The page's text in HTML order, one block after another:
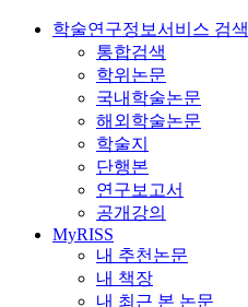
학술연구정보서비스 검색
통합검색
학위논문
국내학술논문
해외학술논문
학술지
단행본
연구보고서
공개강의
MyRISS
내 추천논문
내 책장
내 최근 본 논문